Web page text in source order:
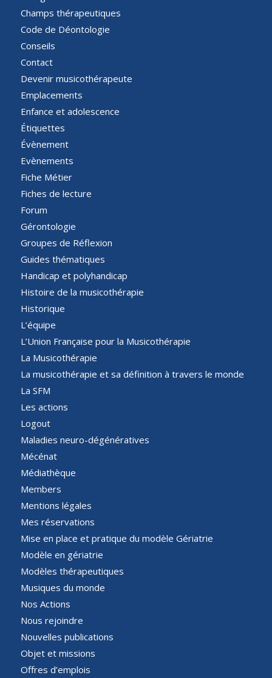
Champs thérapeutiques
Code de Déontologie
Conseils
Contact
Devenir musicothérapeute
Emplacements
Enfance et adolescence
Étiquettes
Évènement
Evènements
Fiche Métier
Fiches de lecture
Forum
Gérontologie
Groupes de Réflexion
Guides thématiques
Handicap et polyhandicap
Histoire de la musicothérapie
Historique
L’équipe
L’Union Française pour la Musicothérapie
La Musicothérapie
La musicothérapie et sa définition à travers le monde
La SFM
Les actions
Logout
Maladies neuro-dégénératives
Mécénat
Médiathèque
Members
Mentions légales
Mes réservations
Mise en place et pratique du modèle Gériatrie
Modèle en gériatrie
Modèles thérapeutiques
Musiques du monde
Nos Actions
Nous rejoindre
Nouvelles publications
Objet et missions
Offres d’emplois